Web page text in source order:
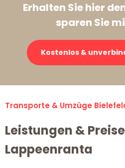
Erhalten Sie hier
sparen Sie
Kostenlos &
Transporte & Umzüge
Leistungen &
Lappeenranta